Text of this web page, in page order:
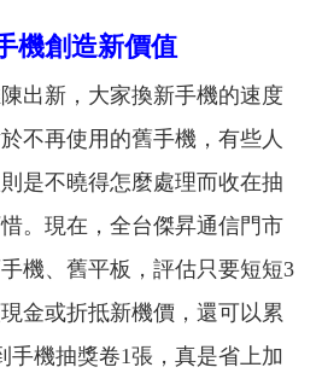
機創造新價值
新，大家換新手機的速度
不再使用的舊手機，有些人
是不曉得怎麼處理而收在抽
。現在，全台傑昇通信門市
機、舊平板，評估只要短短3
金或折抵新機價，還可以累
手機抽獎卷1張，真是省上加